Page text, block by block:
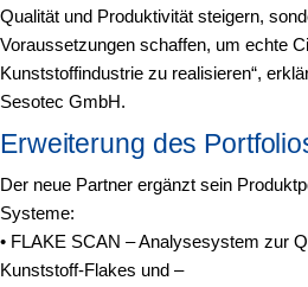
Qualität und Produktivität steigern,
Voraussetzungen schaffen, um echte
Kunststoffindustrie zu realisieren“,
Sesotec GmbH.
Erweiterung des
Der neue Partner ergänzt sein
Systeme:
• FLAKE SCAN – Analysesystem zur
Kunststoff-Flakes und –